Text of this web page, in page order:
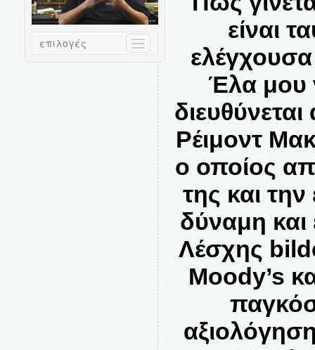
είναι
Έλα μου
Ρέιμοντ
ο οποίος
της και
δύναμη και
Λέσχης
Moody’s